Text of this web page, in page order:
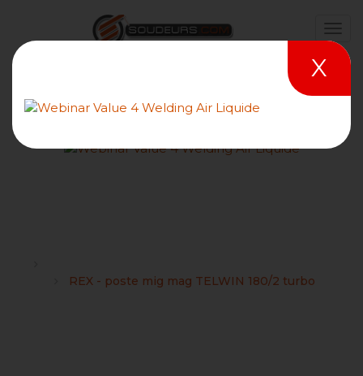
REX - poste mig mag TELWIN 180/2 turbo
X